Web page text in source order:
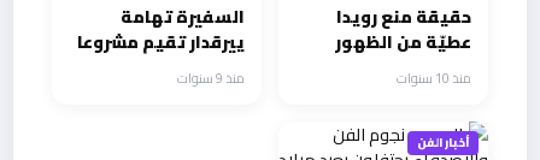
حقيقة منع رويدا
عطيّة من الظهور
الإعلاميمنذ 10 سنوات
السفيرة تهامة
ييرقدار تقيم مشروعا
انسانيا للاجئين في
لبنان
منذ 9 سنوات
أخبار الفن